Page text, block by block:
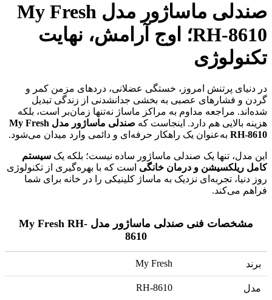
صندلی ماساژور مدل My Fresh
RH-8610؛ اوج آرامش، نهایت
تکنولوژی
در دنیای پرتنش امروز، خستگی عضلانی، دردهای مزمن کمر و
گردن و فشارهای عصبی به بخشی جدانشدنی از زندگی تبدیل
شده‌اند. مراجعه مداوم به مراکز ماساژ نه‌تنها زمان‌بر است، بلکه
هزینه بالایی هم دارد. اینجاست که
صندلی ماساژور مدل My Fresh
RH-8610 به‌عنوان یک راهکار حرفه‌ای و دائمی وارد میدان می‌شود.
این مدل، تنها یک صندلی ماساژور ساده نیست؛ بلکه یک سیستم
کامل ریلکسیشن و درمان خانگی است که با بهره‌گیری از تکنولوژی
روز دنیا، تجربه‌ای نزدیک به ماساژ کلینیکی را در خانه برای شما
فراهم می‌کند.
مشخصات فنی صندلی ماساژور مدل My Fresh RH-
8610
برند My Fresh
مدل RH-8610